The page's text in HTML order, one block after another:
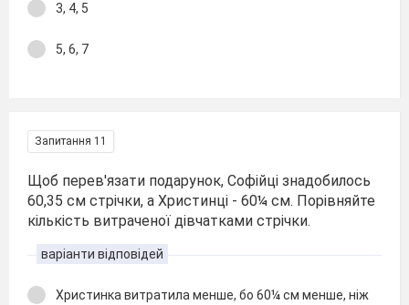
3, 4, 5
5, 6, 7
Запитання 11
Щоб перев'язати подарунок, Софійці знадобилось
60,35 см стрічки, а Христинці - 60¼ см. Порівняйте
кількість витраченої дівчатками стрічки.
варіанти відповідей
Христинка витратила менше, бо 60¼ см менше, ніж